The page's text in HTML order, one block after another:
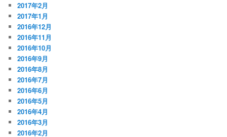
2017年2月
2017年1月
2016年12月
2016年11月
2016年10月
2016年9月
2016年8月
2016年7月
2016年6月
2016年5月
2016年4月
2016年3月
2016年2月